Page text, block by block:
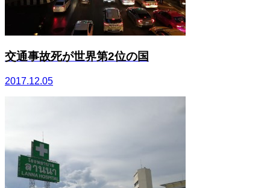
交通事故死が世界第2位の国
2017.12.05